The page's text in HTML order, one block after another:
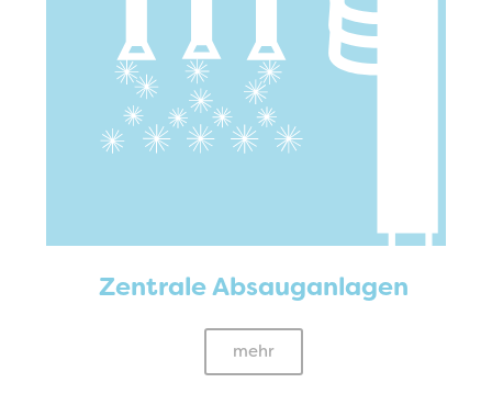
Zentrale Absauganlagen
mehr